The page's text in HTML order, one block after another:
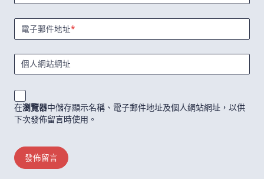
電子郵件地址*
個人網站網址
在瀏覽器中儲存顯示名稱、電子郵件地址及個人網站網址，以供
下次發佈留言時使用。